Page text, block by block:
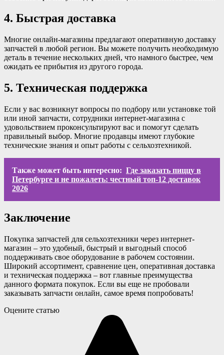
4. Быстрая доставка
Многие онлайн-магазины предлагают оперативную доставку
запчастей в любой регион. Вы можете получить необходимую
деталь в течение нескольких дней, что намного быстрее, чем
ожидать ее прибытия из другого города.
5. Техническая поддержка
Если у вас возникнут вопросы по подбору или установке той
или иной запчасти, сотрудники интернет-магазина с
удовольствием проконсультируют вас и помогут сделать
правильный выбор. Многие продавцы имеют глубокие
технические знания и опыт работы с сельхозтехникой.
Также может быть интересно: Где заказать пиццу в
Петербурге и не пожалеть: честный топ-12 доставок
2026
Заключение
Покупка запчастей для сельхозтехники через интернет-
магазин – это удобный, быстрый и выгодный способ
поддерживать свое оборудование в рабочем состоянии.
Широкий ассортимент, сравнение цен, оперативная доставка
и техническая поддержка – вот главные преимущества
данного формата покупок. Если вы еще не пробовали
заказывать запчасти онлайн, самое время попробовать!
Оцените статью